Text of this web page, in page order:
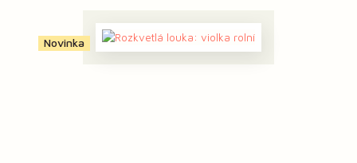
Novinka